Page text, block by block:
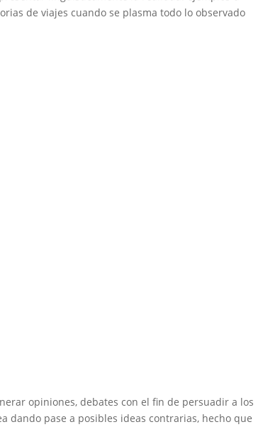
de viajes cuando se plasma todo lo observado
opiniones, debates con el fin de persuadir a los
dando pase a posibles ideas contrarias, hecho que